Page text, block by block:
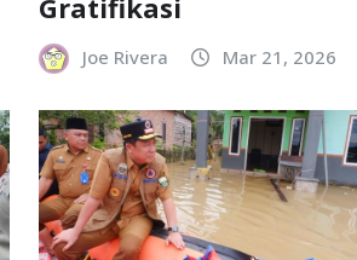
Joe Rivera Mar 21, 2026